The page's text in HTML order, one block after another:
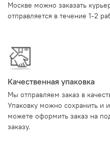
Москве можно заказать
отправляется в течение 1-2
Качественная упаковка
Мы отправляем заказ в
Упаковку можно сохранить и
можете оформить заказ на
заказу.